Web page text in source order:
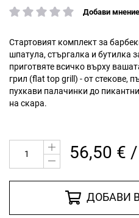
рейтинг:
Добави мнение
Стартовият комплект за
шпатула, стъргалка и бутилка
приготвяте всичко върху
грил (flat top grill) - от стекове,
пухкави палачинки до
на скара.
56,50 €
ДОБАВИ
галерия
снимки